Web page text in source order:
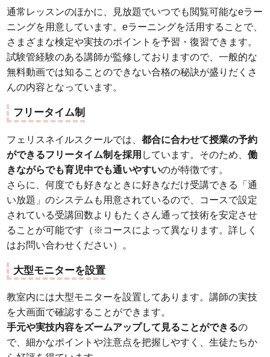
通常レッスンのほかに、見放題でいつでも閲覧可能なeラー
ニングを用意しています。eラーニングを活用することで、
さまざまな検定や実技のポイントを予習・復習できます。
試験管経験のある講師が監修しておりますので、一般的な
無料動画では知ることのできない合格の秘訣が盛りだくさ
んの内容となっています。
フリータイム制
フェリスネイルスクールでは、都合に合わせて授業の予約
ができるフリータイム制を採用 しています。そのため、働
きながらでも育児中でも通いやすいのが特徴です。
さらに、何度でも好きなときに好きなだけ受講できる「通
い放題」のシステムも用意されているので、コースで設定
されている受講回数よりもたくさん通って技術を安定させ
ることが可能です（※コースによって異なります。詳しく
はお問い合わせください）。
大型モニターを設置
教室内には大型モニターを設置してあります。講師の実技
を大画面で確認することができます。
手元や実技内容をズームアップして見ることができるの
で、細かなポイントや注意点を把握しやすく、生徒たちか